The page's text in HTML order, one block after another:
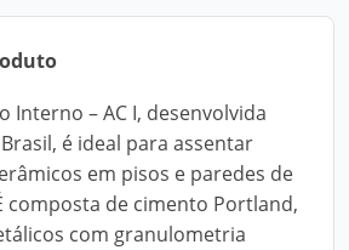
Interno – AC I, desenvolvida
é ideal para assentar
em pisos e paredes de
composta de cimento Portland,
com granulometria